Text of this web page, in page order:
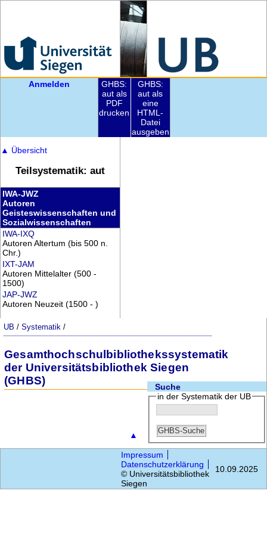
Anmelden
GHBS:
aut als
PDF
drucken
GHBS:
aut als
eine
HTML-
Datei
ausgeben
▲ Übersicht
Teilsystematik: aut
IWA-JWZ
Autoren
Geisteswissenschaften und
Sozialwissenschaften
IWA-IXQ
Autoren Altertum (bis 500 n.
Chr.)
IXT-JAM
Autoren Mittelalter (500 -
1500)
JAP-JWZ
Autoren Neuzeit (1500 - )
UB /Systematik /
Gesamthochschulbibliothekssystematik
der Universitätsbibliothek Siegen
(GHBS)
Suche
in der Systematik der UB
Impressum
Datenschutzerklärung
© Universitätsbibliothek
Siegen
10.09.2025
▲